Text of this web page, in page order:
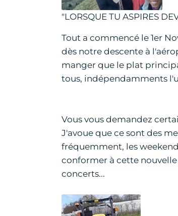
"LORSQUE TU ASPIRES
Tout a commencé le 1er
dès notre descente à
manger que le plat
tous, indépendamments
Vous vous demandez
J'avoue que ce sont des
fréquemment, les
conformer à cette nouvelle
concerts...